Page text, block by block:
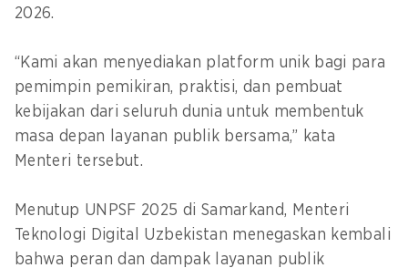
2026.
“Kami akan menyediakan platform unik bagi para
pemimpin pemikiran, praktisi, dan pembuat
kebijakan dari seluruh dunia untuk membentuk
masa depan layanan publik bersama,” kata
Menteri tersebut.
Menutup UNPSF 2025 di Samarkand, Menteri
Teknologi Digital Uzbekistan menegaskan kembali
bahwa peran dan dampak layanan publik